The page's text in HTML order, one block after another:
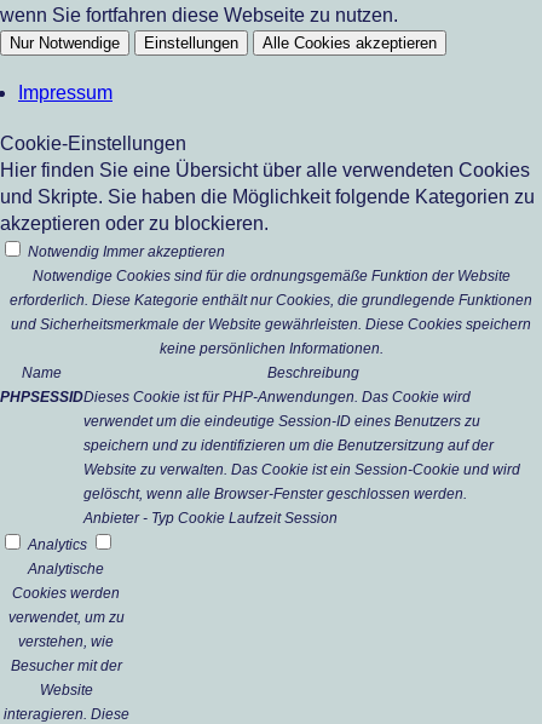
wenn Sie fortfahren diese Webseite zu nutzen.
Nur Notwendige Einstellungen Alle Cookies akzeptieren
Impressum
Cookie-Einstellungen
Hier finden Sie eine Übersicht über alle verwendeten Cookies
und Skripte. Sie haben die Möglichkeit folgende Kategorien zu
akzeptieren oder zu blockieren.
Notwendig Immer akzeptieren
Notwendige Cookies sind für die ordnungsgemäße Funktion der Website
erforderlich. Diese Kategorie enthält nur Cookies, die grundlegende Funktionen
und Sicherheitsmerkmale der Website gewährleisten. Diese Cookies speichern
keine persönlichen Informationen.
Name
Beschreibung
PHPSESSIDDieses Cookie ist für PHP-Anwendungen. Das Cookie wird
verwendet um die eindeutige Session-ID eines Benutzers zu
speichern und zu identifizieren um die Benutzersitzung auf der
Website zu verwalten. Das Cookie ist ein Session-Cookie und wird
gelöscht, wenn alle Browser-Fenster geschlossen werden.
Anbieter - Typ Cookie Laufzeit Session
Analytics
Analytische
Cookies werden
verwendet, um zu
verstehen, wie
Besucher mit der
Website
interagieren. Diese